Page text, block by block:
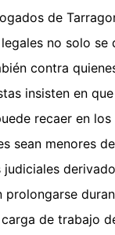
de
no solo
contra
insisten en
recaer en
sean menores
prolongarse
de trabajo